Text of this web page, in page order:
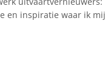
en inspiratie waar ik